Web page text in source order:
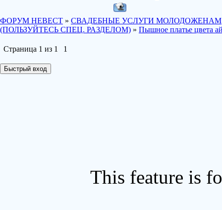
ФОРУМ НЕВЕСТ » СВАДЕБНЫЕ УСЛУГИ МОЛОДОЖЕНАМ
(ПОЛЬЗУЙТЕСЬ СПЕЦ. РАЗДЕЛОМ) » Пышное платье цвета
Страница 1 из 1 1
This feature is